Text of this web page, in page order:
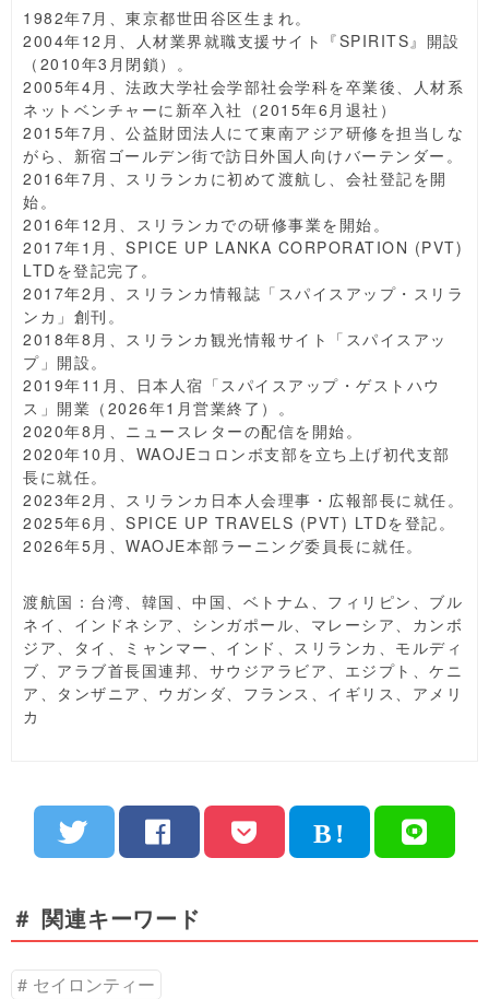
1982年7月、東京都世田谷区生まれ。
2004年12月、人材業界就職支援サイト『SPIRITS』開設
（2010年3月閉鎖）。
2005年4月、法政大学社会学部社会学科を卒業後、人材系
ネットベンチャーに新卒入社（2015年6月退社）
2015年7月、公益財団法人にて東南アジア研修を担当しな
がら、新宿ゴールデン街で訪日外国人向けバーテンダー。
2016年7月、スリランカに初めて渡航し、会社登記を開
始。
2016年12月、スリランカでの研修事業を開始。
2017年1月、SPICE UP LANKA CORPORATION (PVT)
LTDを登記完了。
2017年2月、スリランカ情報誌「スパイスアップ・スリラ
ンカ」創刊。
2018年8月、スリランカ観光情報サイト「スパイスアッ
プ」開設。
2019年11月、日本人宿「スパイスアップ・ゲストハウ
ス」開業（2026年1月営業終了）。
2020年8月、ニュースレターの配信を開始。
2020年10月、WAOJEコロンボ支部を立ち上げ初代支部
長に就任。
2023年2月、スリランカ日本人会理事・広報部長に就任。
2025年6月、SPICE UP TRAVELS (PVT) LTDを登記。
2026年5月、WAOJE本部ラーニング委員長に就任。
渡航国：台湾、韓国、中国、ベトナム、フィリピン、ブル
ネイ、インドネシア、シンガポール、マレーシア、カンボ
ジア、タイ、ミャンマー、インド、スリランカ、モルディ
ブ、アラブ首長国連邦、サウジアラビア、エジプト、ケニ
ア、タンザニア、ウガンダ、フランス、イギリス、アメリ
カ
＃ 関連キーワード
セイロンティー